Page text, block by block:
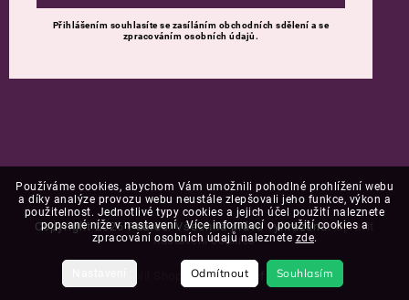
Používáme cookies, abychom Vám umožnili pohodlné prohlížení webu
a díky analýze provozu webu neustále zlepšovali jeho funkce, výkon a
použitelnost. Jednotlivé typy cookies a jejich účel použití naleznete
popsané níže v nastavení. Více informací o použití cookies a
zpracování osobních údajů naleznete zde.
Odmítnout Souhlasím
Přihlášením souhlasíte se zasíláním obchodních sdělení a se
zpracováním osobních údajů.
Copyright 2026Puaree. Všechna práva vyhrazena.Upravit
nastavení cookies
Vytvořil Shoptet upravilŠtefan Mazáň